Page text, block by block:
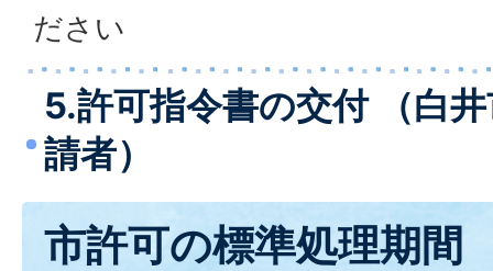
ださい
5.許可指令書の交付 （白
請者）
市許可の標準処理期間